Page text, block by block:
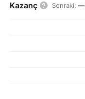
Kazanç Sonraki: —